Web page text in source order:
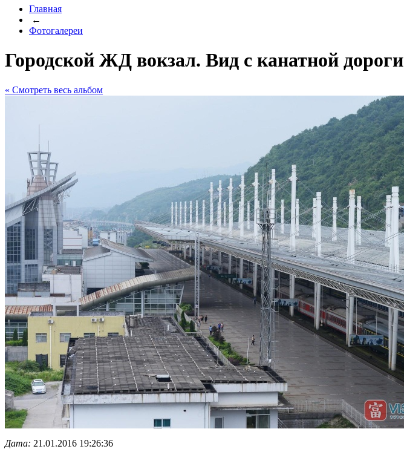
Главная
←
Фотогалереи
Городской ЖД вокзал. Вид с канатной дороги
« Cмотреть весь альбом
Дата: 21.01.2016 19:26:36